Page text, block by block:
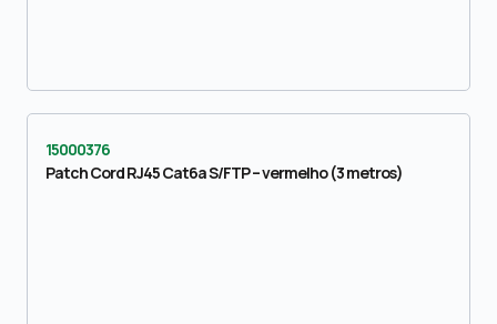
15000376
Patch Cord RJ45 Cat6a S/FTP – vermelho (3 metros)